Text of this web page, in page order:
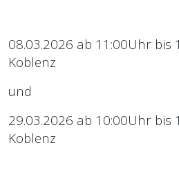
08.03.2026 ab 11:00Uhr bis
Koblenz
und
29.03.2026 ab 10:00Uhr bis
Koblenz